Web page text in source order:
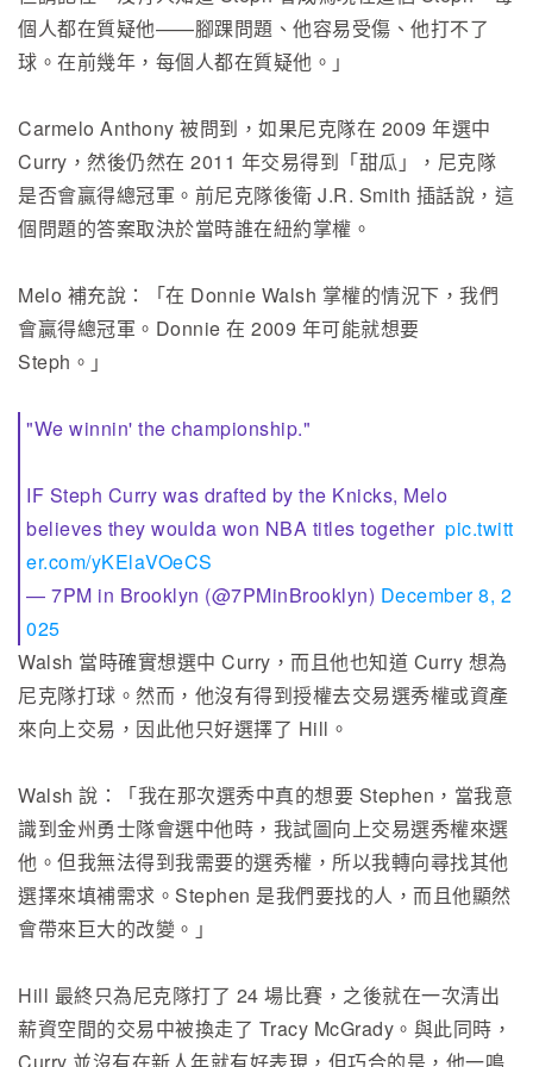
個人都在質疑他——腳踝問題、他容易受傷、他打不了
球。在前幾年，每個人都在質疑他。」
Carmelo Anthony 被問到，如果尼克隊在 2009 年選中
Curry，然後仍然在 2011 年交易得到「甜瓜」，尼克隊
是否會贏得總冠軍。前尼克隊後衛 J.R. Smith 插話說，這
個問題的答案取決於當時誰在紐約掌權。
Melo 補充說：「在 Donnie Walsh 掌權的情況下，我們
會贏得總冠軍。Donnie 在 2009 年可能就想要
Steph。」
"We winnin' the championship."
IF Steph Curry was drafted by the Knicks, Melo
believes they woulda won NBA titles together pic.twitt
er.com/yKElaVOeCS
— 7PM in Brooklyn (@7PMinBrooklyn) December 8, 2
025
Walsh 當時確實想選中 Curry，而且他也知道 Curry 想為
尼克隊打球。然而，他沒有得到授權去交易選秀權或資產
來向上交易，因此他只好選擇了 Hill。
Walsh 說：「我在那次選秀中真的想要 Stephen，當我意
識到金州勇士隊會選中他時，我試圖向上交易選秀權來選
他。但我無法得到我需要的選秀權，所以我轉向尋找其他
選擇來填補需求。Stephen 是我們要找的人，而且他顯然
會帶來巨大的改變。」
Hill 最終只為尼克隊打了 24 場比賽，之後就在一次清出
薪資空間的交易中被換走了 Tracy McGrady。與此同時，